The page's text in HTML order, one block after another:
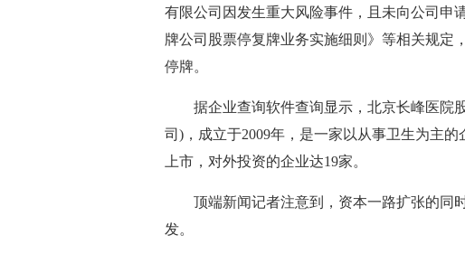
有限公司因发生重大风险事件，且未向公司申
牌公司股票停复牌业务实施细则》等相关规定
停牌。
据企业查询软件查询显示，北京长峰医院
司)，成立于2009年，是一家以从事卫生为主
上市，对外投资的企业达19家。
顶端新闻记者注意到，资本一路扩张的同
发。